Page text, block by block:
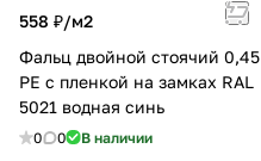
558 ₽/м2
Фальц двойной стоячий 0,45
PE с пленкой на замках RAL
5021 водная синь
0 0 В наличии